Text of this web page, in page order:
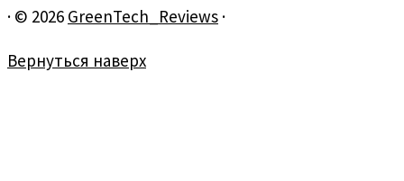
· © 2026 GreenTech_Reviews ·
Вернуться наверх